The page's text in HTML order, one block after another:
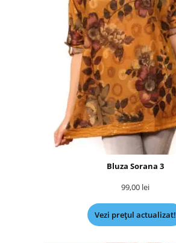
Bluza Sorana 3
99,00 lei
Vezi prețul actualizat!